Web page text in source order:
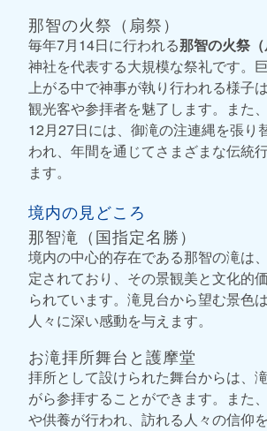
那智の火祭（扇祭）
毎年7月14日に行われる那智の火祭（
神社を代表する大規模な祭礼です。
上がる中で神事が執り行われる様子
観光客や参拝者を魅了します。また
12月27日には、御滝の注連縄を張り
われ、年間を通じてさまざまな伝統
ます。
境内の見どころ
那智滝（国指定名勝）
境内の中心的存在である那智の滝は
定されており、その景観美と文化的
られています。滝見台から望む景色
人々に深い感動を与えます。
お滝拝所舞台と護摩堂
拝所として設けられた舞台からは、
がら参拝することができます。また
や供養が行われ、訪れる人々の信仰